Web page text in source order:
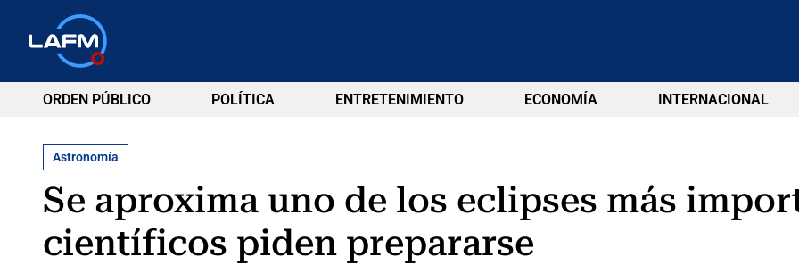
ORDEN PÚBLICO POLÍTICA ENTRETENIMIENTO ECONOMÍA INTERNACIONAL
Astronomía
Se aproxima uno de los eclipses más
científicos piden prepararse